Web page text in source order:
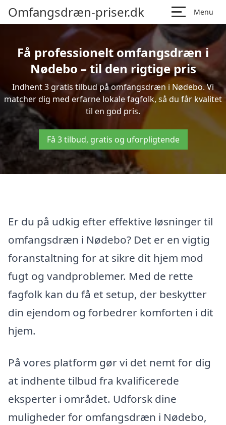
Omfangsdræn-priser.dk Menu
Få professionelt omfangsdræn i
Nødebo – til den rigtige pris
Indhent 3 gratis tilbud på omfangsdræn i Nødebo. Vi
matcher dig med erfarne lokale fagfolk, så du får kvalitet
til en god pris.
Få 3 tilbud, gratis og uforpligtende
Er du på udkig efter effektive løsninger til
omfangsdræn i Nødebo? Det er en vigtig
foranstaltning for at sikre dit hjem mod
fugt og vandproblemer. Med de rette
fagfolk kan du få et setup, der beskytter
din ejendom og forbedrer komforten i dit
hjem.
På vores platform gør vi det nemt for dig
at indhente tilbud fra kvalificerede
eksperter i området. Udforsk dine
muligheder for omfangsdræn i Nødebo,